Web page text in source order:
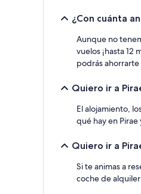
¿Con cuánta
Aunque no
vuelos ¡hasta 12
podrás
Quiero ir a
El alojamiento,
qué hay en
Quiero ir a
Si te animas a
coche de